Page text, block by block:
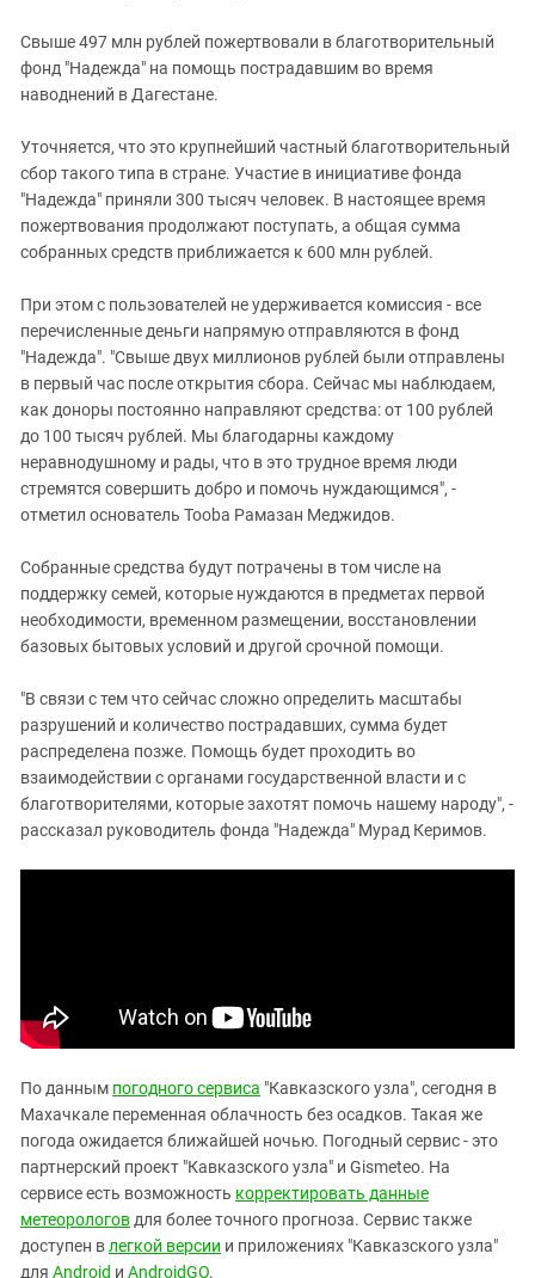
Свыше 497 млн рублей пожертвовали в благотворительный
фонд "Надежда" на помощь пострадавшим во время
наводнений в Дагестане.
Уточняется, что это крупнейший частный благотворительный
сбор такого типа в стране. Участие в инициативе фонда
"Надежда" приняли 300 тысяч человек. В настоящее время
пожертвования продолжают поступать, а общая сумма
собранных средств приближается к 600 млн рублей.
При этом с пользователей не удерживается комиссия - все
перечисленные деньги напрямую отправляются в фонд
"Надежда". "Свыше двух миллионов рублей были отправлены
в первый час после открытия сбора. Сейчас мы наблюдаем,
как доноры постоянно направляют средства: от 100 рублей
до 100 тысяч рублей. Мы благодарны каждому
неравнодушному и рады, что в это трудное время люди
стремятся совершить добро и помочь нуждающимся", -
отметил основатель Tooba Рамазан Меджидов.
Собранные средства будут потрачены в том числе на
поддержку семей, которые нуждаются в предметах первой
необходимости, временном размещении, восстановлении
базовых бытовых условий и другой срочной помощи.
"В связи с тем что сейчас сложно определить масштабы
разрушений и количество пострадавших, сумма будет
распределена позже. Помощь будет проходить во
взаимодействии с органами государственной власти и с
благотворителями, которые захотят помочь нашему народу", -
рассказал руководитель фонда "Надежда" Мурад Керимов.
По данным погодного сервиса "Кавказского узла", сегодня в
Махачкале переменная облачность без осадков. Такая же
погода ожидается ближайшей ночью. Погодный сервис - это
партнерский проект "Кавказского узла" и Gismeteo. На
сервисе есть возможность корректировать данные
метеорологов для более точного прогноза. Сервис также
доступен влегкой версии и приложениях "Кавказского узла"
для Android и AndroidGO.